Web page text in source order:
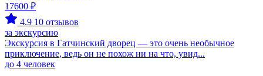
17600 ₽
4.9 10 отзывов
за экскурсию
Экскурсия в Гатчинский дворец — это очень необычное
приключение, ведь он не похож ни на что, увид...
до 4 человек